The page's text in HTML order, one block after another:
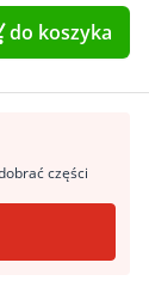
do koszyka
części